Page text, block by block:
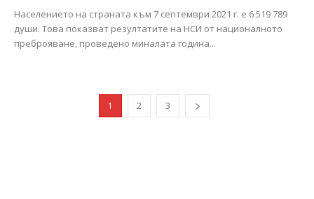
Населението на страната към 7 септември 2021 г. е 6 519 789
души. Това показват резултатите на НСИ от националното
преброяване, проведено миналата година...
1 2 3